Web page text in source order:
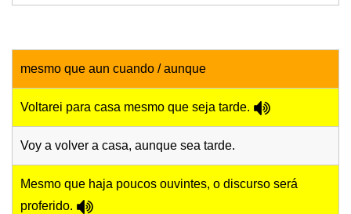
mesmo que aun cuando / aunque
Voltarei para casa mesmo que seja tarde.
Voy a volver a casa, aunque sea tarde.
Mesmo que haja poucos ouvintes, o discurso será
proferido.